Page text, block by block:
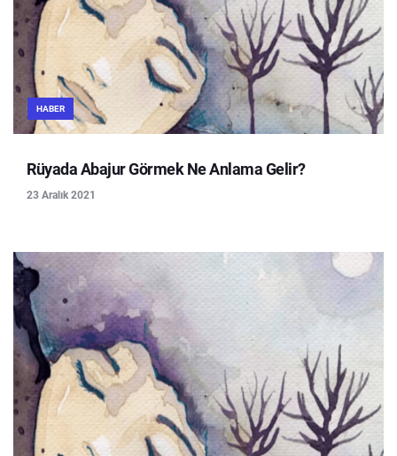
HABER
Rüyada Abajur Görmek Ne Anlama Gelir?
23 Aralık 2021